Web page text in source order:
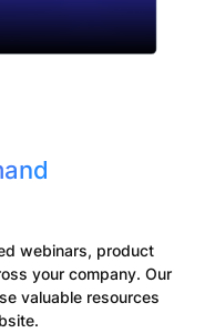
webinars, product
your company. Our
valuable resources